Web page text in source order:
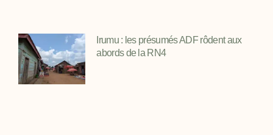
Irumu : les présumés ADF rôdent aux
abords de la RN4